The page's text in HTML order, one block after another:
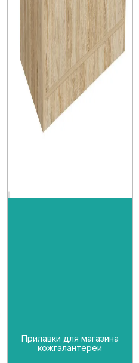
Прилавки для магазина
кожгалантереи